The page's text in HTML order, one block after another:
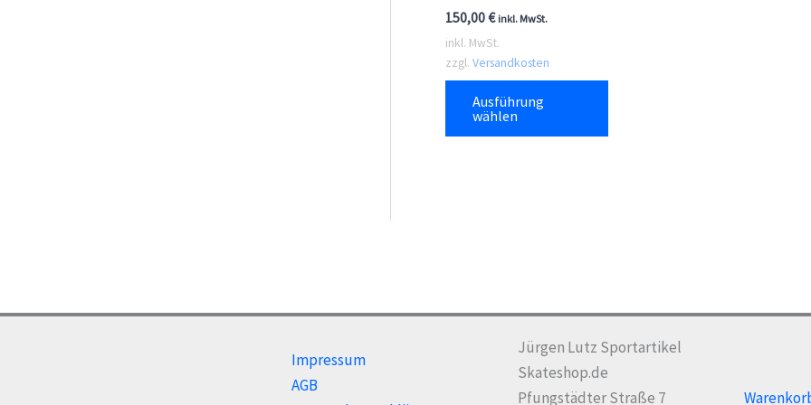
150,00€ inkl. MwSt.
inkl. MwSt.
zzgl. Versandkosten
Ausführung
wählen
Dieses
weist
auf
der
Produktseite
gewählt
Impressum
AGB
Jürgen Lutz Sportartikel
Skateshop.de
Pfungstädter Straße 7